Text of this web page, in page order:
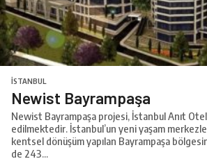
İSTANBUL
Newist Bayrampaşa
Newist Bayrampaşa projesi, İstanbul Anıt
edilmektedir. İstanbul’un yeni yaşam
kentsel dönüşüm yapılan Bayrampaşa
de 243...